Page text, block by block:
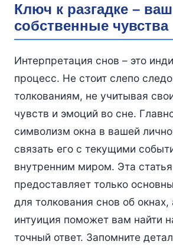
Ключ к разгадке –
собственные чувства
Интерпретация снов – это
процесс. Не стоит слепо
толкованиям, не учитывая
чувств и эмоций во сне.
символизм окна в вашей
связать его с текущими
внутренним миром. Эта статья
предоставляет только
для толкования снов об
интуиция поможет вам найти
точный ответ. Запомните